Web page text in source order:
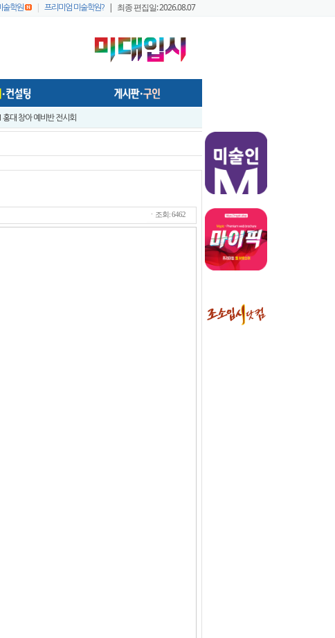
술학원 | 프리미엄 미술학원? | 최종 편집일: 2026.08.07
홍대 창아 예비반 전시회
팔레트 - 미술학원,실기대회장, 작업실 등의 공간에서 효율적으로 사용가능하게..
홍대앞 입시미술 실기대전 A+ 우수작 발표 - 홍대지구 입시미술학원연합회
홍대앞 입시미술 실기대전 입시반 예비반 주제발표 - 홍대지구 입시미술학원연합..
전국입시미술 실기대전 - 전국 연합시험 교수평가 현장 짧은 영상 보기 - 순차적..
전국입시미술실기대전 [입시반, 예비반 주제 발표] -전국연합시험 미술교육협의회..
리스트
홍대지구 연합시험1
ㆍ조회: 6462